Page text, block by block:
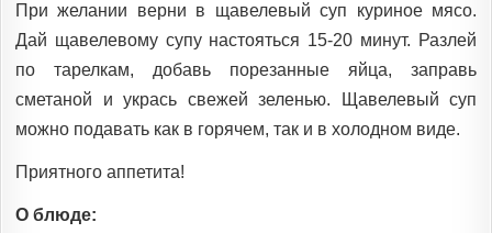
При желании верни в щавелевый суп куриное мясо.
Дай щавелевому супу настояться 15-20 минут. Разлей
по тарелкам, добавь порезанные яйца, заправь
сметаной и укрась свежей зеленью. Щавелевый суп
можно подавать как в горячем, так и в холодном виде.
Приятного аппетита!
О блюде: